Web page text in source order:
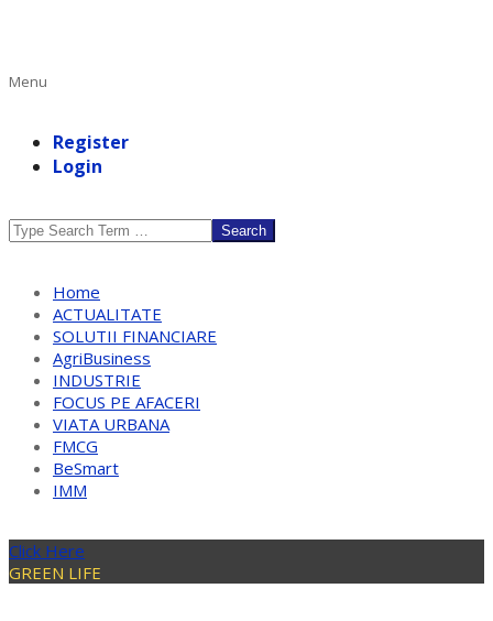
Primary
Menu
Register
Login
Search
Home
ACTUALITATE
SOLUTII FINANCIARE
AgriBusiness
INDUSTRIE
FOCUS PE AFACERI
VIATA URBANA
FMCG
BeSmart
IMM
Click Here
GREEN LIFE